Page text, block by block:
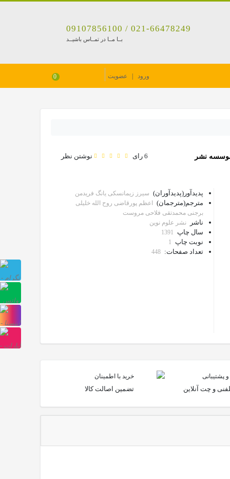
021-66478249 / 09107856100
بــا مــا در تمــاس باشیــد
ورود عضویت 0
نشر 6 رای نوشتن نظر
پدیدآور(پدیدآوران) سیرز زیمانسکی یانگ فریدمن
مترجم(مترجمان) اعظم پورقاضی روح الله خلیلی
برجنی محمدتقی فلاحی مروست
ناشر نشر علوم نوین
سال چاپ 1391
نوبت چاپ 1
تعداد صفحات: 448
پشتیبانی
و چت آنلاین
خرید با اطمینان
تضمین اصالت کالا
پشتیبانی
تلگرام
پشتیبانی
واتس
صفحه
اینستاگرام
صفحه